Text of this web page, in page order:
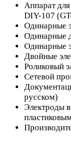
Аппарат
DIY-107
Одинарные
Одинарные
Одинарные
Двойные
Роликовый
Сетевой
русском)
Электроды